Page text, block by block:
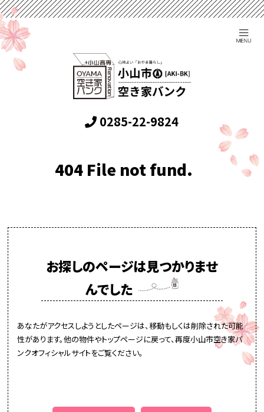
0285-22-9824
404 File not fund.
お探しのページは見つかりませ
んでした
あなたがアクセスしようとしたページは、移動もしくは削除された可能
性があります。他の物件やトップページに戻って、再度小山市空き家バ
ンクオフィシャルサイトをご覧ください。